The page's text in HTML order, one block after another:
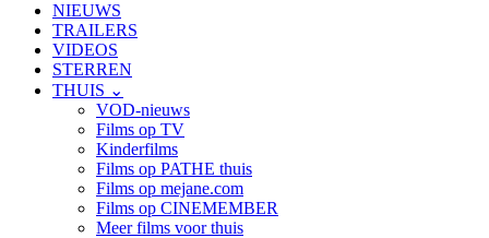
NIEUWS
TRAILERS
VIDEOS
STERREN
THUIS ⌄
VOD-nieuws
Films op TV
Kinderfilms
Films op PATHE thuis
Films op mejane.com
Films op CINEMEMBER
Meer films voor thuis